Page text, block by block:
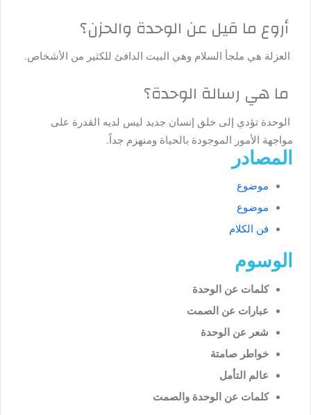
أروع ما قيل عن الوحدة والحزن؟
العزلة هي ملجأ السلام وهي البيت الدافئ للكثير من الأشخاص.
ما هي رسالة الوحدة؟
الوحدة تؤدي إلى خلق إنسان جديد ليس لديه القدرة على
مواجهة الأمور الموجودة بالحياة ومنهزم جداً.
المصادر
موضوع
موضوع
فن الكلام
الوسوم
كلمات عن الوحدة
عبارات عن الصمت
شعر عن الوحدة
خواطر صامتة
عالم التأمل
كلمات عن الوحدة والصمت